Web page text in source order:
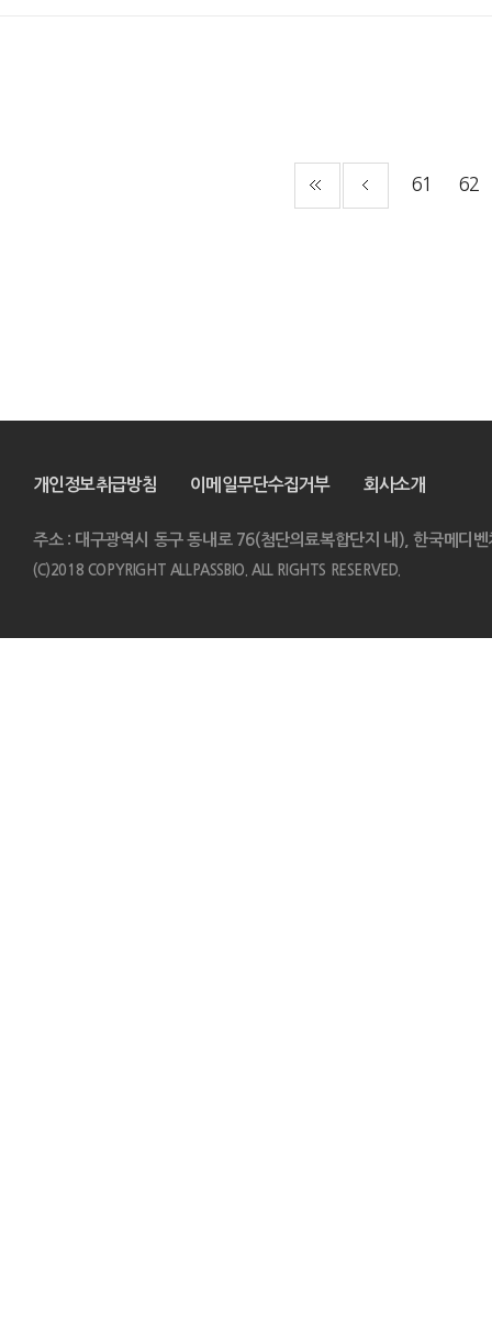
61 62
개인정보취급방침 이메일무단수집거부 회사소개
주소 : 대구광역시 동구 동내로 76(첨단의료복합단지 내), 한국메디
(C)2018 COPYRIGHT ALLPASSBIO. ALL RIGHTS RESERVED.